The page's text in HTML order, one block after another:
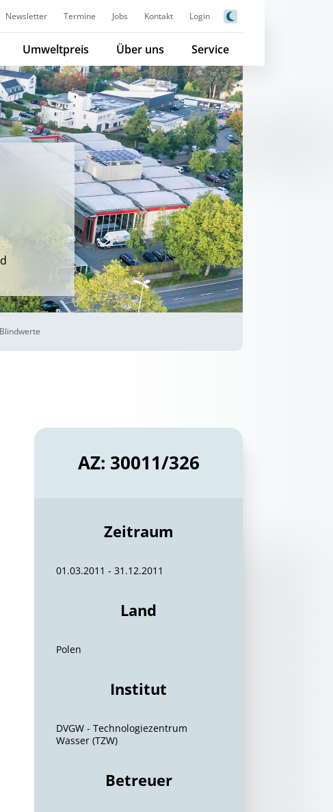
Newsletter Termine Jobs Kontakt Login
Umweltpreis Über uns Service
AZ: 30011/326
Zeitraum
01.03.2011 - 31.12.2011
Land
Polen
Institut
DVGW - Technologiezentrum
Wasser (TZW)
Betreuer